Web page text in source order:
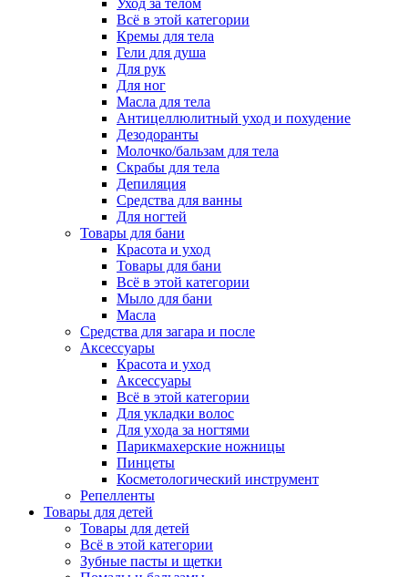
Уход за телом
Всё в этой категории
Кремы для тела
Гели для душа
Для рук
Для ног
Масла для тела
Антицеллюлитный уход и похудение
Дезодоранты
Молочко/бальзам для тела
Скрабы для тела
Депиляция
Средства для ванны
Для ногтей
Товары для бани
Красота и уход
Товары для бани
Всё в этой категории
Мыло для бани
Масла
Средства для загара и после
Аксессуары
Красота и уход
Аксессуары
Всё в этой категории
Для укладки волос
Для ухода за ногтями
Парикмахерские ножницы
Пинцеты
Косметологический инструмент
Репелленты
Товары для детей
Товары для детей
Всё в этой категории
Зубные пасты и щетки